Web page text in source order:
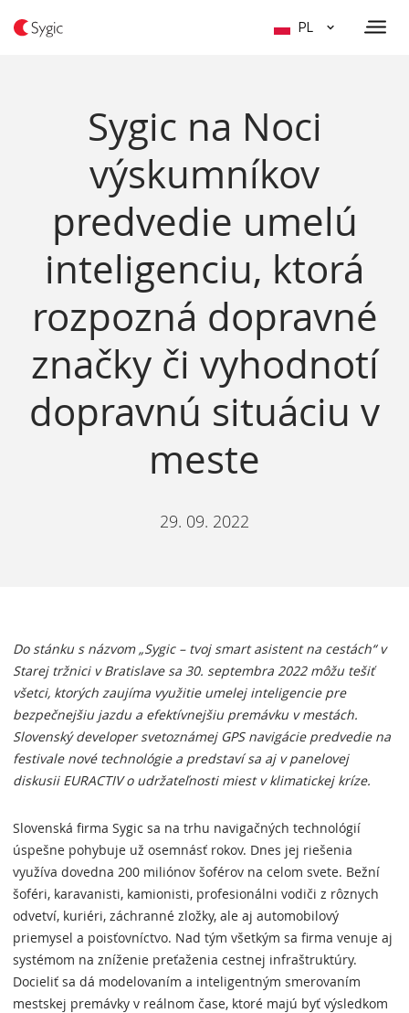
PL
Sygic na Noci
výskumníkov
predvedie umelú
inteligenciu, ktorá
rozpozná dopravné
značky či vyhodnotí
dopravnú situáciu v
meste
29. 09. 2022
Do stánku s názvom „Sygic – tvoj smart asistent na cestách“ v
Starej tržnici v Bratislave sa 30. septembra 2022 môžu tešiť
všetci, ktorých zaujíma využitie umelej inteligencie pre
bezpečnejšiu jazdu a efektívnejšiu premávku v mestách.
Slovenský developer svetoznámej GPS navigácie predvedie na
festivale nové technológie a predstaví sa aj v panelovej
diskusii EURACTIV o udržateľnosti miest v klimatickej kríze.
Slovenská firma Sygic sa na trhu navigačných technológií
úspešne pohybuje už osemnásť rokov. Dnes jej riešenia
využíva dovedna 200 miliónov šoférov na celom svete. Bežní
šoféri, karavanisti, kamionisti, profesionálni vodiči z rôznych
odvetví, kuriéri, záchranné zložky, ale aj automobilový
priemysel a poisťovníctvo. Nad tým všetkým sa firma venuje aj
systémom na zníženie preťaženia cestnej infraštruktúry.
Docieliť sa dá modelovaním a inteligentným smerovaním
mestskej premávky v reálnom čase, ktoré majú byť výsledkom